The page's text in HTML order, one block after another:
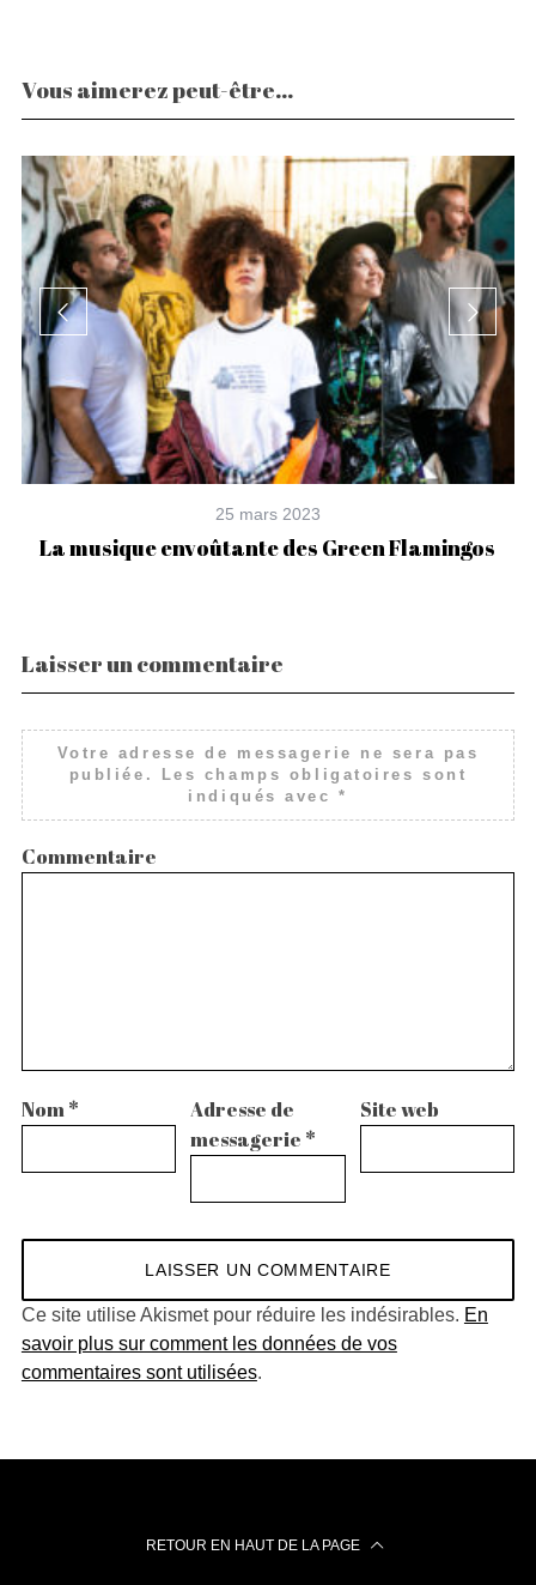
Vous aimerez peut-être...
25 mars 2023
La musique envoûtante des Green Flamingos
Laisser un commentaire
Votre adresse de messagerie ne sera pas
publiée.
Les champs obligatoires sont
indiqués avec*
Commentaire
Nom*
Adresse de
messagerie *
Site web
Ce site utilise Akismet pour réduire les indésirables. En
savoir plus sur comment les données de vos
commentaires sont utilisées.
RETOUR EN HAUT DE LA PAGE